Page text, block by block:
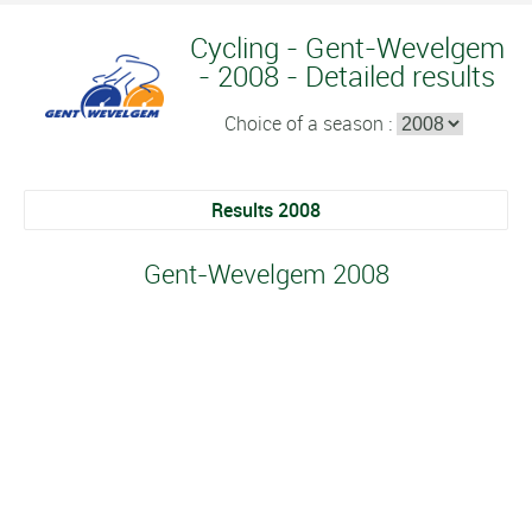
Cycling - Gent-Wevelgem
- 2008 - Detailed results
Choice of a season :
Results 2008
Gent-Wevelgem 2008